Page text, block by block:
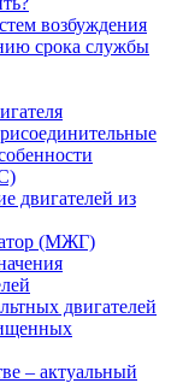
возбуждения
срока службы
двигателей из
(МЖГ)
двигателей
– актуальный